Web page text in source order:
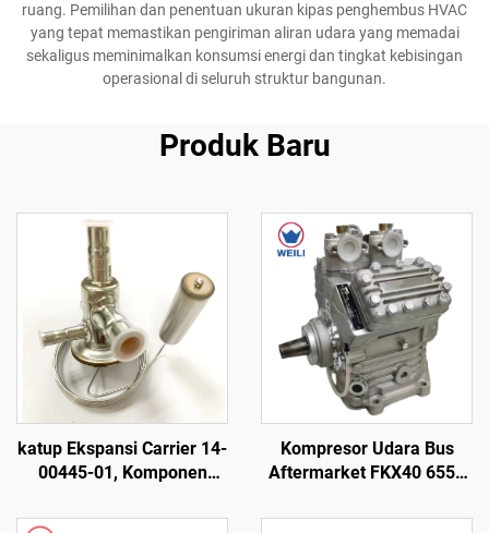
ruang. Pemilihan dan penentuan ukuran kipas penghembus HVAC
yang tepat memastikan pengiriman aliran udara yang memadai
sekaligus meminimalkan konsumsi energi dan tingkat kebisingan
operasional di seluruh struktur bangunan.
Produk Baru
katup Ekspansi Carrier 14-
00445-01, Komponen
Peralatan Pendingin dan
Kompresor Udara Bus
Aftermarket FKX40 655K